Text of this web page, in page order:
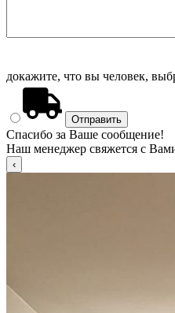
докажите, что вы человек,
Спасибо за Ваше сообщение!
Наш менеджер свяжется с